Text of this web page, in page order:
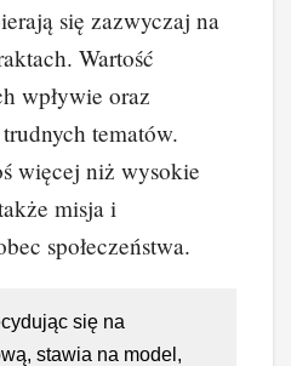
się zazwyczaj na
Wartość
wpływie oraz
tematów.
więcej niż wysokie
misja i
społeczeństwa.
się na
stawia na model,